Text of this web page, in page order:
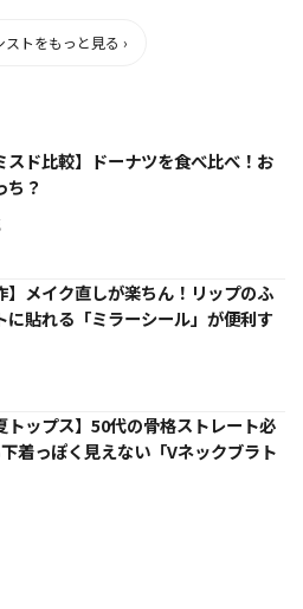
ストをもっと見る ›
スド比較】ドーナツを食べ比べ！お
ち？
】メイク直しが楽ちん！リップのふ
に貼れる「ミラーシール」が便利す
トップス】50代の骨格ストレート必
着っぽく見えない「Vネックブラト